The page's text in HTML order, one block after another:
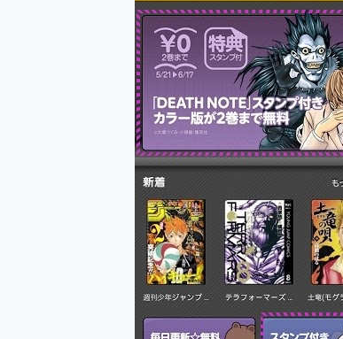
一吸完美對位 擁
Motorola edge
近八千元的
ASUS Pad 全面
榮耀 HONOR